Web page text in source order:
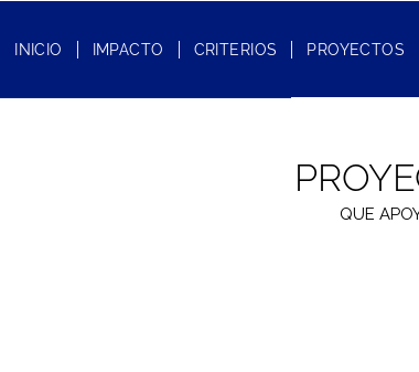
INICIO IMPACTO CRITERIOS PROYECTOS
QUE